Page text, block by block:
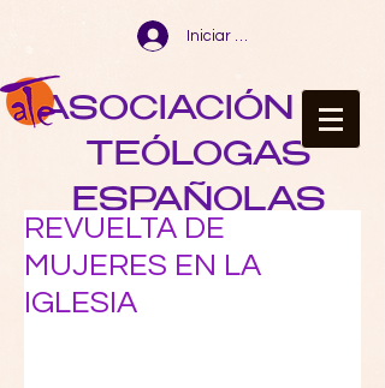
Iniciar sesión
ASOCIACIÓN DE
TEÓLOGAS
ESPAÑOLAS
REVUELTA DE
MUJERES EN LA
IGLESIA